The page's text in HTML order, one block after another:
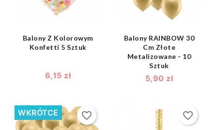
Balony Z Kolorowym
Konfetti 5 Sztuk
6,15 zł
Balony RAINBOW 30
Cm Złote
Metalizowane - 10
Sztuk
5,90 zł
WKRÓTCE favorite_border favorite_border